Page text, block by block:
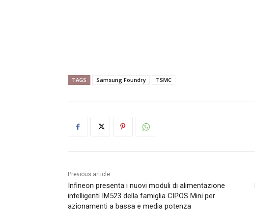
TAGS Samsung Foundry TSMC
Previous article
Infineon presenta i nuovi moduli di alimentazione
intelligenti IM523 della famiglia CIPOS Mini per
azionamenti a bassa e media potenza